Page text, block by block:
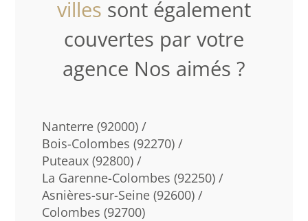
villes sont également
couvertes par votre
agence Nos aimés ?
Nanterre (92000) /
Bois-Colombes (92270) /
Puteaux (92800) /
La Garenne-Colombes (92250) /
Asnières-sur-Seine (92600) /
Colombes (92700)